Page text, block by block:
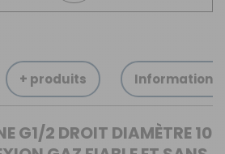
+ produits Informations
G1/2 DROIT DIAMÈTRE 10